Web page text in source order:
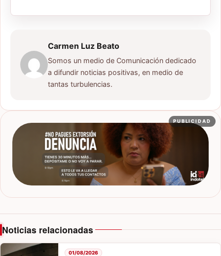
Carmen Luz Beato
Somos un medio de Comunicación dedicado
a difundir noticias positivas, en medio de
tantas turbulencias.
PUBLICIDAD
Noticias relacionadas
01/08/2026